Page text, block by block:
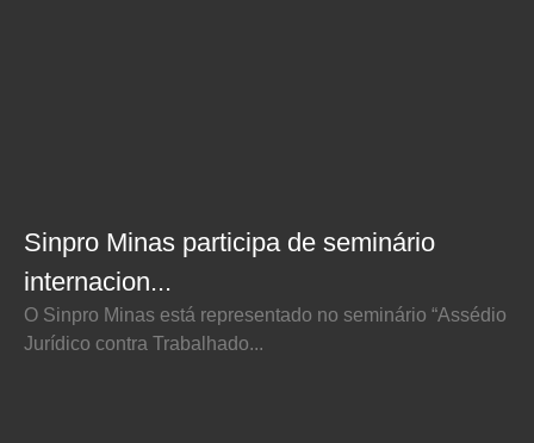
Sinpro Minas participa de seminário
internacion...
O Sinpro Minas está representado no seminário “Assédio
Jurídico contra Trabalhado...